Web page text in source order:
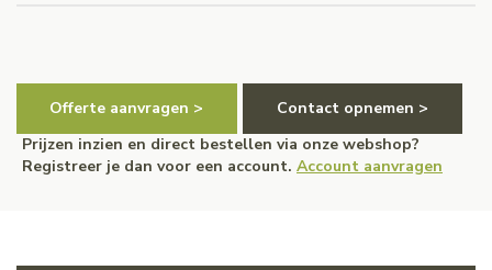
Offerte aanvragen >
Contact opnemen >
Prijzen inzien en direct bestellen via onze webshop?
Registreer je dan voor een account. Account aanvragen